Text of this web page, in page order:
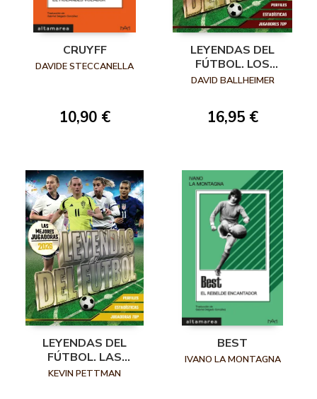
CRUYFF
DAVIDE STECCANELLA
10,90 €
LEYENDAS DEL
FÚTBOL. LOS
MEJORES JUGADORES
DAVID BALLHEIMER
16,95 €
LEYENDAS DEL
FÚTBOL. LAS
MEJORES
KEVIN PETTMAN
BEST
IVANO LA MONTAGNA